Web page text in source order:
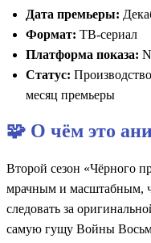
Дата премьеры:
Формат: ТВ-сериал
Платформа показа:
Статус:
месяц премьеры
🧩 О чём это
Второй сезон «Чёрного
мрачным и масштабным,
следовать за
самую гущу Войны